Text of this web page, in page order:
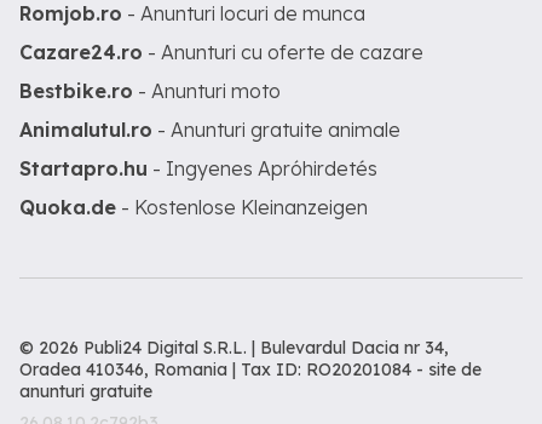
Romjob.ro - Anunturi locuri de munca
Cazare24.ro - Anunturi cu oferte de cazare
Bestbike.ro - Anunturi moto
Animalutul.ro - Anunturi gratuite animale
Startapro.hu - Ingyenes Apróhirdetés
Quoka.de - Kostenlose Kleinanzeigen
© 2026 Publi24 Digital S.R.L. | Bulevardul Dacia nr 34,
Oradea 410346, Romania | Tax ID: RO20201084 - site de
anunturi gratuite